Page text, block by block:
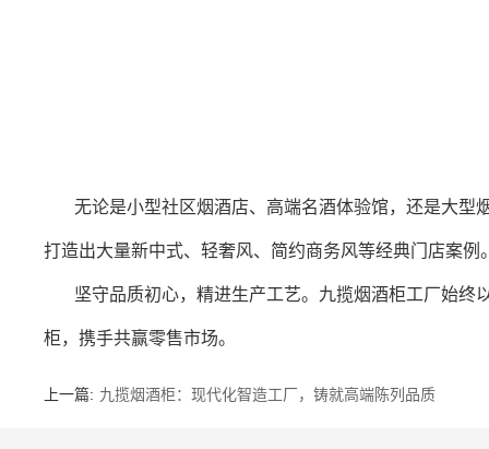
无论是小型社区烟酒店、高端名酒体验馆，还是大型
打造出大量新中式、轻奢风、简约商务风等经典门店案例
坚守品质初心，精进生产工艺。九揽烟酒柜工厂始
柜，携手共赢零售市场。
上一篇: 九揽烟酒柜：现代化智造工厂，铸就高端陈列品质